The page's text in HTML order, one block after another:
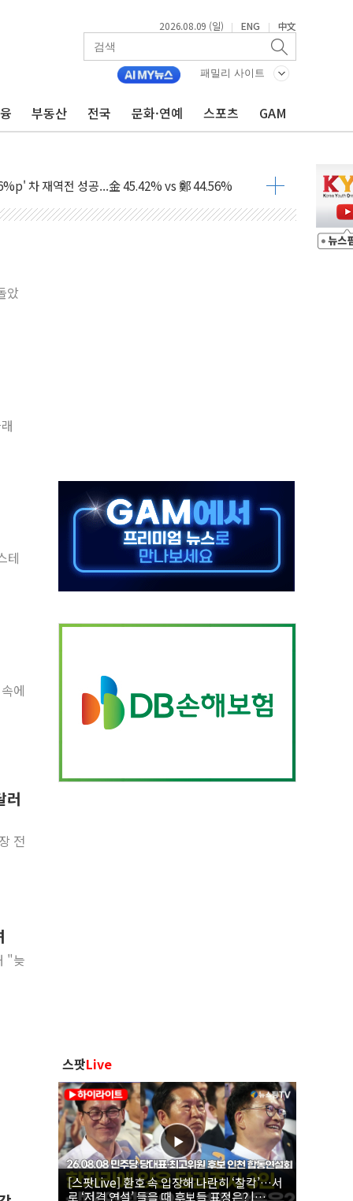
2026.08.09 (일) | ENG | 中文
패밀리 사이트
부동산 전국 문화·연예 스포츠 GAM
입…고수온 양식장 복구·지원 '총력'
태 주의보'...경북도, 호우 피해·통제구간 없어
청래·김민석 당대표 후보
서 정청래에 승리...47.75% vs 42.08%
...김민석 52.64% 정청래 39.89% 송영길 7.47%
…60대 남성 2명 숨져
날 참석..."국제적 시민 연대로 목소리 내야"
종 60대 나흘만에 숨진 채 발견
친 정청래…제주 연설서 신경전 고조
았
테
에
러
전
"늦
스팟Live
[스팟Live] 환호 속 입장해 나란히 ‘찰칵’…서
로 ‘저격 연설’ 들을 때 후보들 표정은? |